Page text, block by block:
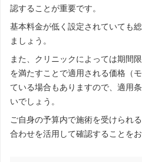
認することが重要です。
基本料金が低く設定されていても
ましょう。
また、クリニックによっては期間
を満たすことで適用される価格（
ている場合もありますので、適用
いでしょう。
ご自身の予算内で施術を受けられ
合わせを活用して確認することをお